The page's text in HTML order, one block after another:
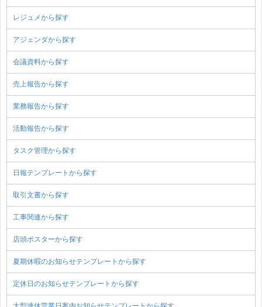
レジュメから探す
アジェンダから探す
会議資料から探す
売上報告から探す
業務報告から探す
活動報告から探す
タスク管理から探す
日報テンプレートから探す
取引文書から探す
工事関連から探す
店頭ポスターから探す
夏期休暇のお知らせテンプレートから探す
定休日のお知らせテンプレートから探す